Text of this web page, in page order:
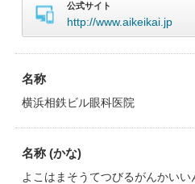
公式サイト
http://www.aikeikai.jp
名称
横浜相鉄ビル眼科医院
名称 (かな)
よこはまそうてつびるがんかいい